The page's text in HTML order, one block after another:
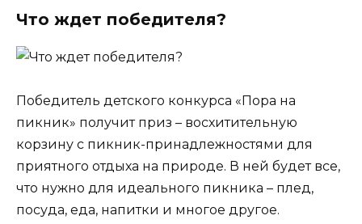
Что ждет победителя?
Победитель детского конкурса «Пора на
пикник» получит приз – восхитительную
корзину с пикник-принадлежностями для
приятного отдыха на природе. В ней будет все,
что нужно для идеального пикника – плед,
посуда, еда, напитки и многое другое.